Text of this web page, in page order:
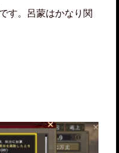
です。呂蒙はかなり関